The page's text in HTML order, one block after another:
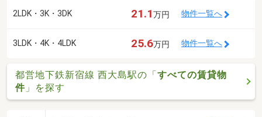
2LDK・3K・3DK 21.1万円 物件一覧へ
3LDK・4K・4LDK 25.6万円 物件一覧へ
都営地下鉄新宿線 西大島駅の「すべての賃貸物
件 」を探す